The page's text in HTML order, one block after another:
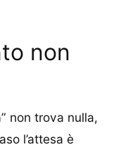
non
non trova nulla,
l’attesa è